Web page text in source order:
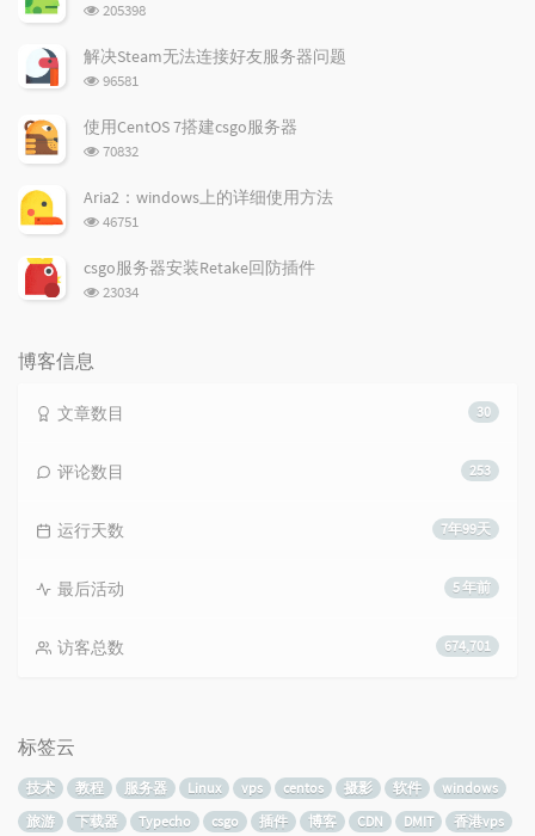
浏
次
数:
205398
解决Steam无法连接好友服务器问题
浏
次
数:
96581
使用CentOS 7搭建csgo服务器
浏
次
70832
Aria2：windows上的详细使用方法
浏
次
数:
46751
csgo服务器安装Retake回防插件
浏
23034
博客信息
30
文章数目
253
评论数目
7年99天
运行天数
5 年前
最后活动
674,701
访客总数
标签云
技术 教程 服务器 Linux vps centos 摄影 软件
windows
旅游
下载器 Typecho csgo 插件 博客 CDN DMIT 香港vps